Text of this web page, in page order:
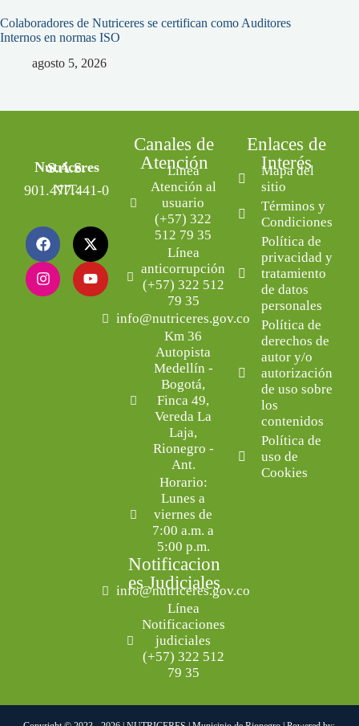
Colaboradores de Nutriceres se certifican como Auditores
Internos en normas ISO
agosto 5, 2026
Nutriceres S.A.S.
NIT: 901.477.441-0
Canales de
Atención
Línea
Atención al
usuario
(+57) 322
512 79 35
Línea
anticorrupción
(+57) 322 512
79 35
info@nutriceres.gov.co
Km 36
Autopista
Medellín -
Bogotá,
Finca 49,
Vereda La
Laja,
Rionegro -
Ant.
Horario:
Lunes a
viernes de
7:00 a.m. a
5:00 p.m.
Notificacion
es Judiciales
info@nutriceres.gov.co
Línea
Notificaciones
judiciales
(+57) 322 512
79 35
Enlaces de
Interés
Mapa del
sitio
Términos y
Condiciones
Política de
privacidad y
tratamiento
de datos
personales
Política de
derechos de
autor y/o
autorización
de uso sobre
los
contenidos
Política de
uso de
Cookies